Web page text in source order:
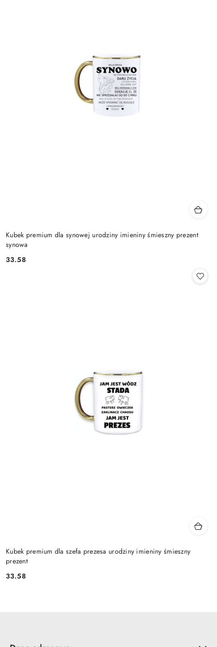
Kubek premium dla synowej urodziny imieniny śmieszny prezent
synowa
Cena:
33.58
Kubek premium dla szefa prezesa urodziny imieniny śmieszny
prezent
Cena:
33.58